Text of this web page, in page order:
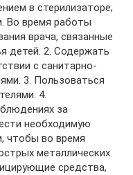
в стерилизаторе;
Во время работы
врача, связанные
детей. 2. Содержать
с санитарно-
3. Пользоваться
4.
за
необходимую
чтобы во время
металлических
средства,